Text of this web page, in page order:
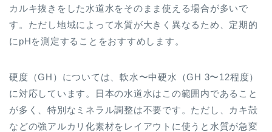
カルキ抜きをした水道水をそのまま使える場合が多いで
す。ただし地域によって水質が大きく異なるため、定期的
にpHを測定することをおすすめします。
硬度（GH）については、軟水〜中硬水（GH 3〜12程度）
に対応しています。日本の水道水はこの範囲内であること
が多く、特別なミネラル調整は不要です。ただし、カキ殻
などの強アルカリ化素材をレイアウトに使うと水質が急変